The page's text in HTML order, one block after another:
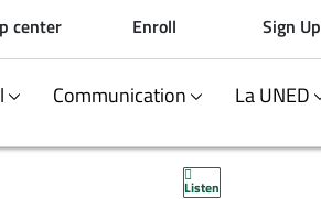
center Enroll Sign Up
Communication La UNED
Listen